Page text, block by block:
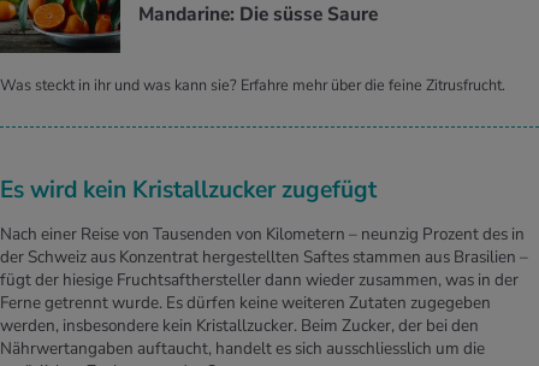
Man­da­ri­ne: Die süsse Saure
Was steckt in ihr und was kann sie? Erfahre mehr über die feine Zitrusfrucht.
Es wird kein Kristallzucker zugefügt
Nach einer Reise von Tausenden von Kilometern – neunzig Prozent des in
der Schweiz aus Konzentrat hergestellten Saftes stammen aus Brasilien –
fügt der hiesige Fruchtsafthersteller dann wieder zusammen, was in der
Ferne getrennt wurde. Es dürfen keine weiteren Zutaten zugegeben
werden, insbesondere kein Kristallzucker. Beim Zucker, der bei den
Nährwertangaben auftaucht, handelt es sich ausschliesslich um die